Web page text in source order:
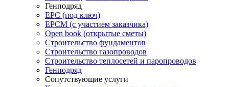
Генподряд
EPC (под ключ)
EPCM (с участием заказчика)
Open book (открытые сметы)
Строительство фундаментов
Строительство газопроводов
Строительство теплосетей и паропроводов
Генподряд
Сопутствующие услуги